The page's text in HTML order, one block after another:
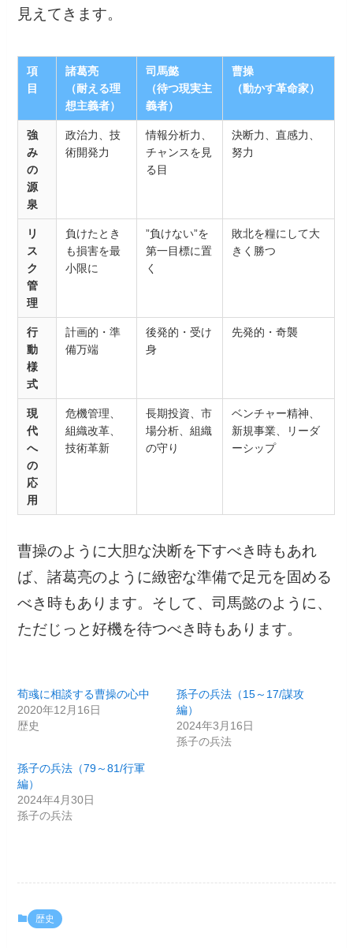
見えてきます。
項
目
諸葛亮
（耐える理
想主義者）
司馬懿
（待つ現実主
義者）
曹操
（動かす革命家）
強
み
の
源
泉
政治力、技
術開発力
情報分析力、
チャンスを見
る目
決断力、直感力、
努力
リ
ス
ク
管
理
負けたとき
も損害を最
小限に
”負けない”を
第一目標に置
く
敗北を糧にして大
きく勝つ
行
動
様
式
計画的・準
備万端
後発的・受け
身
先発的・奇襲
現
代
へ
の
応
用
危機管理、
組織改革、
技術革新
長期投資、市
場分析、組織
の守り
ベンチャー精神、
新規事業、リーダ
ーシップ
曹操のように大胆な決断を下すべき時もあれ
ば、諸葛亮のように緻密な準備で足元を固める
べき時もあります。そして、司馬懿のように、
ただじっと好機を待つべき時もあります。
荀彧に相談する曹操の心中
2020年12月16日
歴史
孫子の兵法（15～17/謀攻
編）
2024年3月16日
孫子の兵法
孫子の兵法（79～81/行軍
編）
2024年4月30日
孫子の兵法
歴史